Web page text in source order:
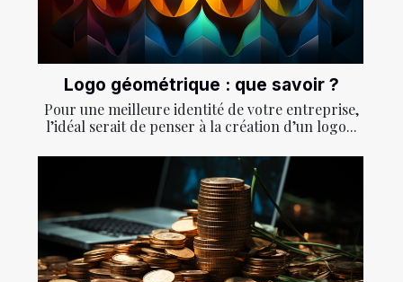
Logo géométrique : que savoir ?
Pour une meilleure identité de votre entreprise,
l’idéal serait de penser à la création d’un logo...